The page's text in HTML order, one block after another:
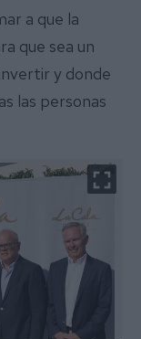
a que la
que sea un
y donde
las personas